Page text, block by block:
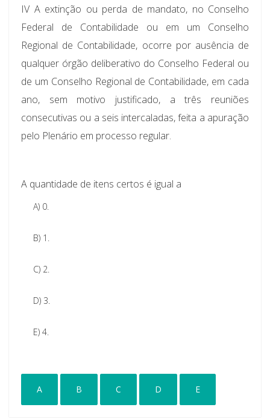
IV A extinção ou perda de mandato, no Conselho
Federal de Contabilidade ou em um Conselho
Regional de Contabilidade, ocorre por ausência de
qualquer órgão deliberativo do Conselho Federal ou
de um Conselho Regional de Contabilidade, em cada
ano, sem motivo justificado, a três reuniões
consecutivas ou a seis intercaladas, feita a apuração
pelo Plenário em processo regular.
A quantidade de itens certos é igual a
A) 0.
B) 1.
C) 2.
D) 3.
E) 4.
A B C D E